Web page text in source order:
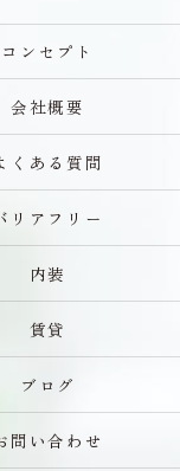
コンセプト
会社概要
くある質問
リアフリー
内装
賃貸
ブログ
問い合わせ